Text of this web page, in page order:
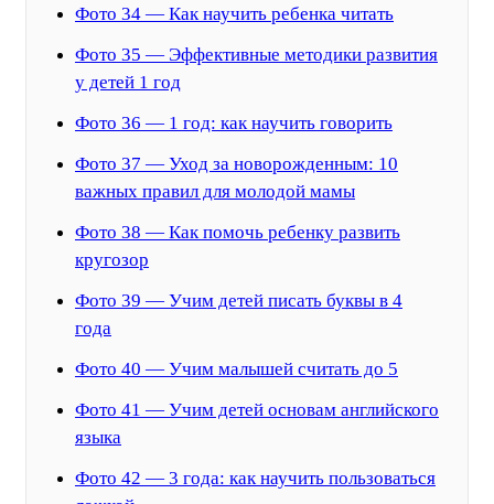
Фото 34 — Как научить ребенка читать
Фото 35 — Эффективные методики развития
у детей 1 год
Фото 36 — 1 год: как научить говорить
Фото 37 — Уход за новорожденным: 10
важных правил для молодой мамы
Фото 38 — Как помочь ребенку развить
кругозор
Фото 39 — Учим детей писать буквы в 4
года
Фото 40 — Учим малышей считать до 5
Фото 41 — Учим детей основам английского
языка
Фото 42 — 3 года: как научить пользоваться